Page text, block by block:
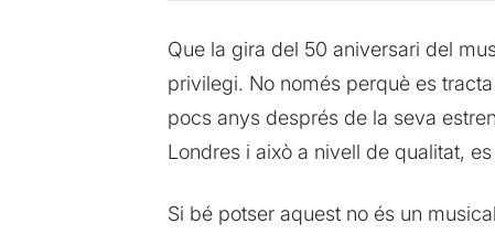
Que la gira del 50 aniversari del
privilegi. No només perquè es
pocs anys després de la seva
Londres i això a nivell de qualitat,
Si bé potser aquest no és un